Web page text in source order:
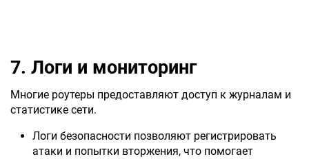
7. Логи и мониторинг
Многие роутеры предоставляют доступ к журналам и
статистике сети.
Логи безопасности позволяют регистрировать
атаки и попытки вторжения, что помогает